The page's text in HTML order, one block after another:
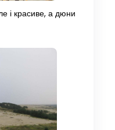
і красиве, а дюни